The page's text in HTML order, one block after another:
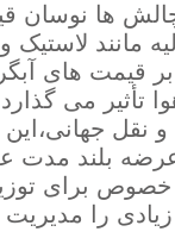
چالش ها نوسان
مانند لاستیک
قیمت های
تأثیر می
نقل جهانی،این
بلند مدت
خصوص برای
را